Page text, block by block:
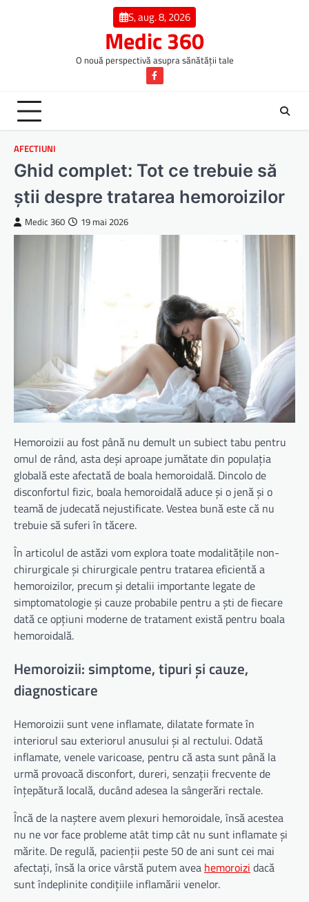
S, aug. 8, 2026
Medic 360
O nouă perspectivă asupra sănătății tale
Facebook
AFECTIUNI
Ghid complet: Tot ce trebuie să
știi despre tratarea hemoroizilor
Medic 360 19 mai 2026
Hemoroizii au fost până nu demult un subiect tabu pentru
omul de rând, asta deși aproape jumătate din populația
globală este afectată de boala hemoroidală. Dincolo de
disconfortul fizic, boala hemoroidală aduce și o jenă și o
teamă de judecată nejustificate. Vestea bună este că nu
trebuie să suferi în tăcere.
În articolul de astăzi vom explora toate modalitățile non-
chirurgicale și chirurgicale pentru tratarea eficientă a
hemoroizilor, precum și detalii importante legate de
simptomatologie și cauze probabile pentru a ști de fiecare
dată ce opțiuni moderne de tratament există pentru boala
hemoroidală.
Hemoroizii: simptome, tipuri și cauze,
diagnosticare
Hemoroizii sunt vene inflamate, dilatate formate în
interiorul sau exteriorul anusului și al rectului. Odată
inflamate, venele varicoase, pentru că asta sunt până la
urmă provoacă disconfort, dureri, senzații frecvente de
înțepătură locală, ducând adesea la sângerări rectale.
Încă de la naștere avem plexuri hemoroidale, însă acestea
nu ne vor face probleme atât timp cât nu sunt inflamate şi
mărite. De regulă, pacienții peste 50 de ani sunt cei mai
afectați, însă la orice vârstă putem avea hemoroizi dacă
sunt îndeplinite condițiile inflamării venelor.